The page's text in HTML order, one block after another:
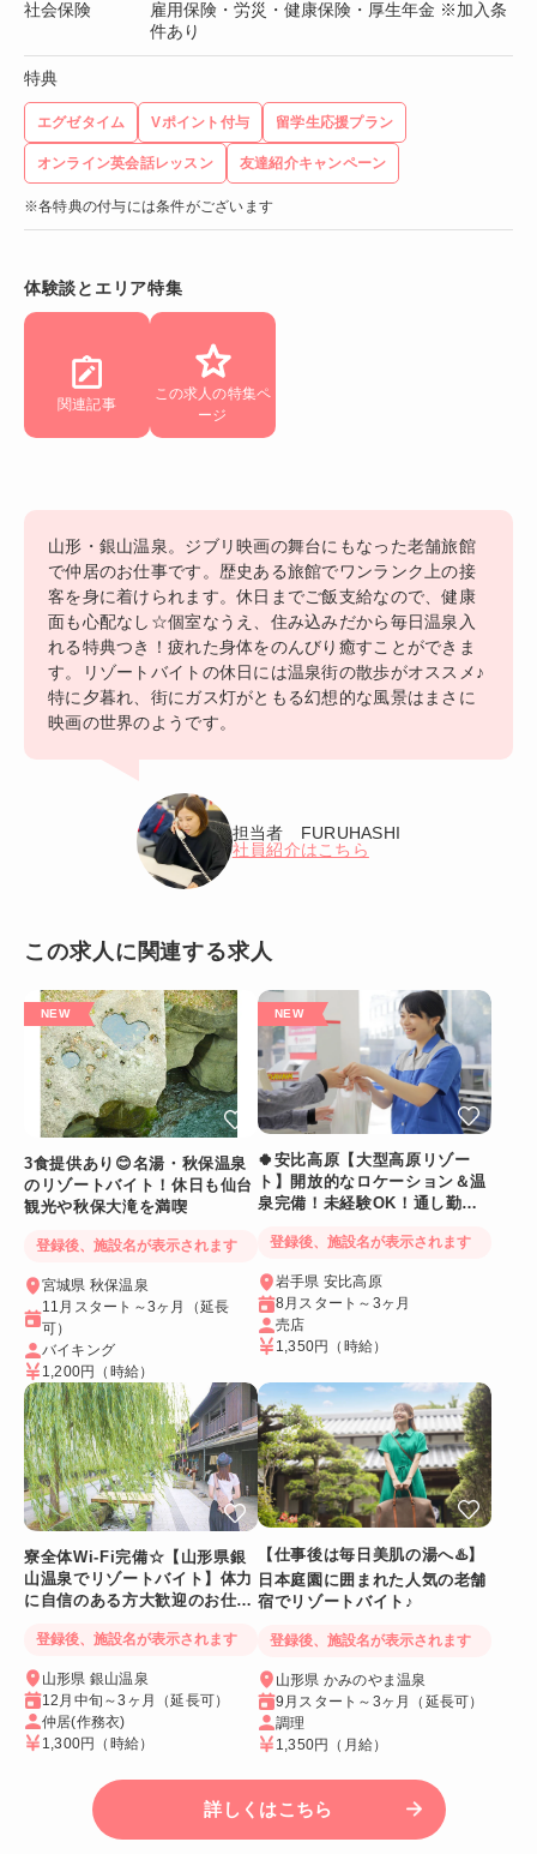
社会保険
雇用保険・労災・健康保険・厚生年金 ※加入条
件あり
特典
エグゼタイム Vポイント付与 留学生応援プラン
オンライン英会話レッスン 友達紹介キャンペーン
※各特典の付与には条件がございます
体験談とエリア特集
関連記事
この求人の特集ペ
ージ
山形・銀山温泉。ジブリ映画の舞台にもなった老舗旅館
で仲居のお仕事です。歴史ある旅館でワンランク上の接
客を身に着けられます。休日までご飯支給なので、健康
面も心配なし☆個室なうえ、住み込みだから毎日温泉入
れる特典つき！疲れた身体をのんびり癒すことができま
す。リゾートバイトの休日には温泉街の散歩がオススメ♪
特に夕暮れ、街にガス灯がともる幻想的な風景はまさに
映画の世界のようです。
担当者 FURUHASHI
社員紹介はこちら
この求人に関連する求人
3食提供あり😊名湯・秋保温泉
のリゾートバイト！休日も仙台
観光や秋保大滝を満喫
登録後、施設名が表示されます
宮城県 秋保温泉
11月スタート～3ヶ月（延長
可）
バイキング
1,200円
（時給）
🍀安比高原【大型高原リゾー
ト】開放的なロケーション＆温
泉完備！未経験OK！通し勤務
登録後、施設名が表示されます
岩手県 安比高原
8月スタート～3ヶ月
売店
1,350円
（時給）
寮全体Wi-Fi完備☆【山形県銀
山温泉でリゾートバイト】体力
に自信のある方大歓迎のお仕事
登録後、施設名が表示されます
山形県 銀山温泉
12月中旬～3ヶ月（延長可）
仲居(作務衣)
1,300円 （時給）
【仕事後は毎日美肌の湯へ♨️】
日本庭園に囲まれた人気の老舗
宿でリゾートバイト♪
登録後、施設名が表示されます
山形県 かみのやま温泉
9月スタート～3ヶ月（延長可）
調理
1,350円 （月給）
詳しくはこちら